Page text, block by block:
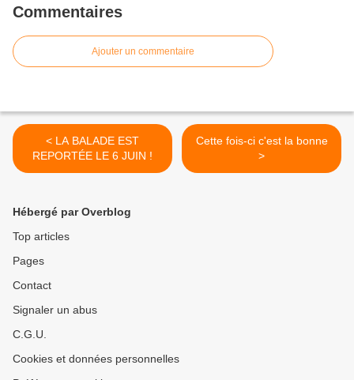
Commentaires
Ajouter un commentaire
< LA BALADE EST
REPORTÉE LE 6 JUIN !
Cette fois-ci c'est la bonne
>
Hébergé par Overblog
Top articles
Pages
Contact
Signaler un abus
C.G.U.
Cookies et données personnelles